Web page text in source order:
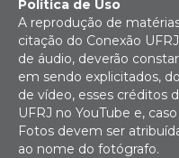
Política de Uso
A reprodução de
citação do Conexão
de áudio, deverão
em sendo explicitados,
de vídeo, esses créditos
UFRJ no YouTube e,
Fotos devem ser
ao nome do fotógrafo.